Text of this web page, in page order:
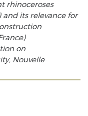
rhinoceroses
and its relevance for
on
Nouvelle-